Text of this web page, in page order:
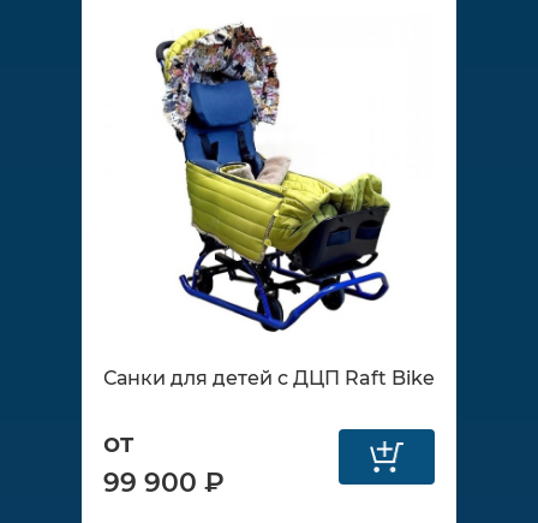
Санки для детей с ДЦП Raft Bike
от
99 900 ₽